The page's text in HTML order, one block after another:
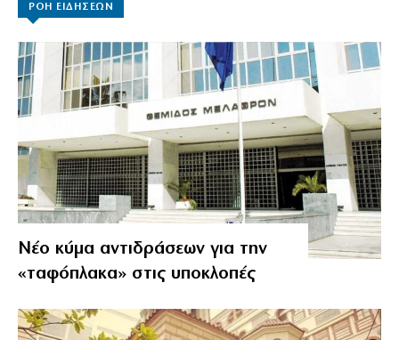
ΡΟΗ ΕΙΔΗΣΕΩΝ
Νέο κύμα αντιδράσεων για την
«ταφόπλακα» στις υποκλοπές